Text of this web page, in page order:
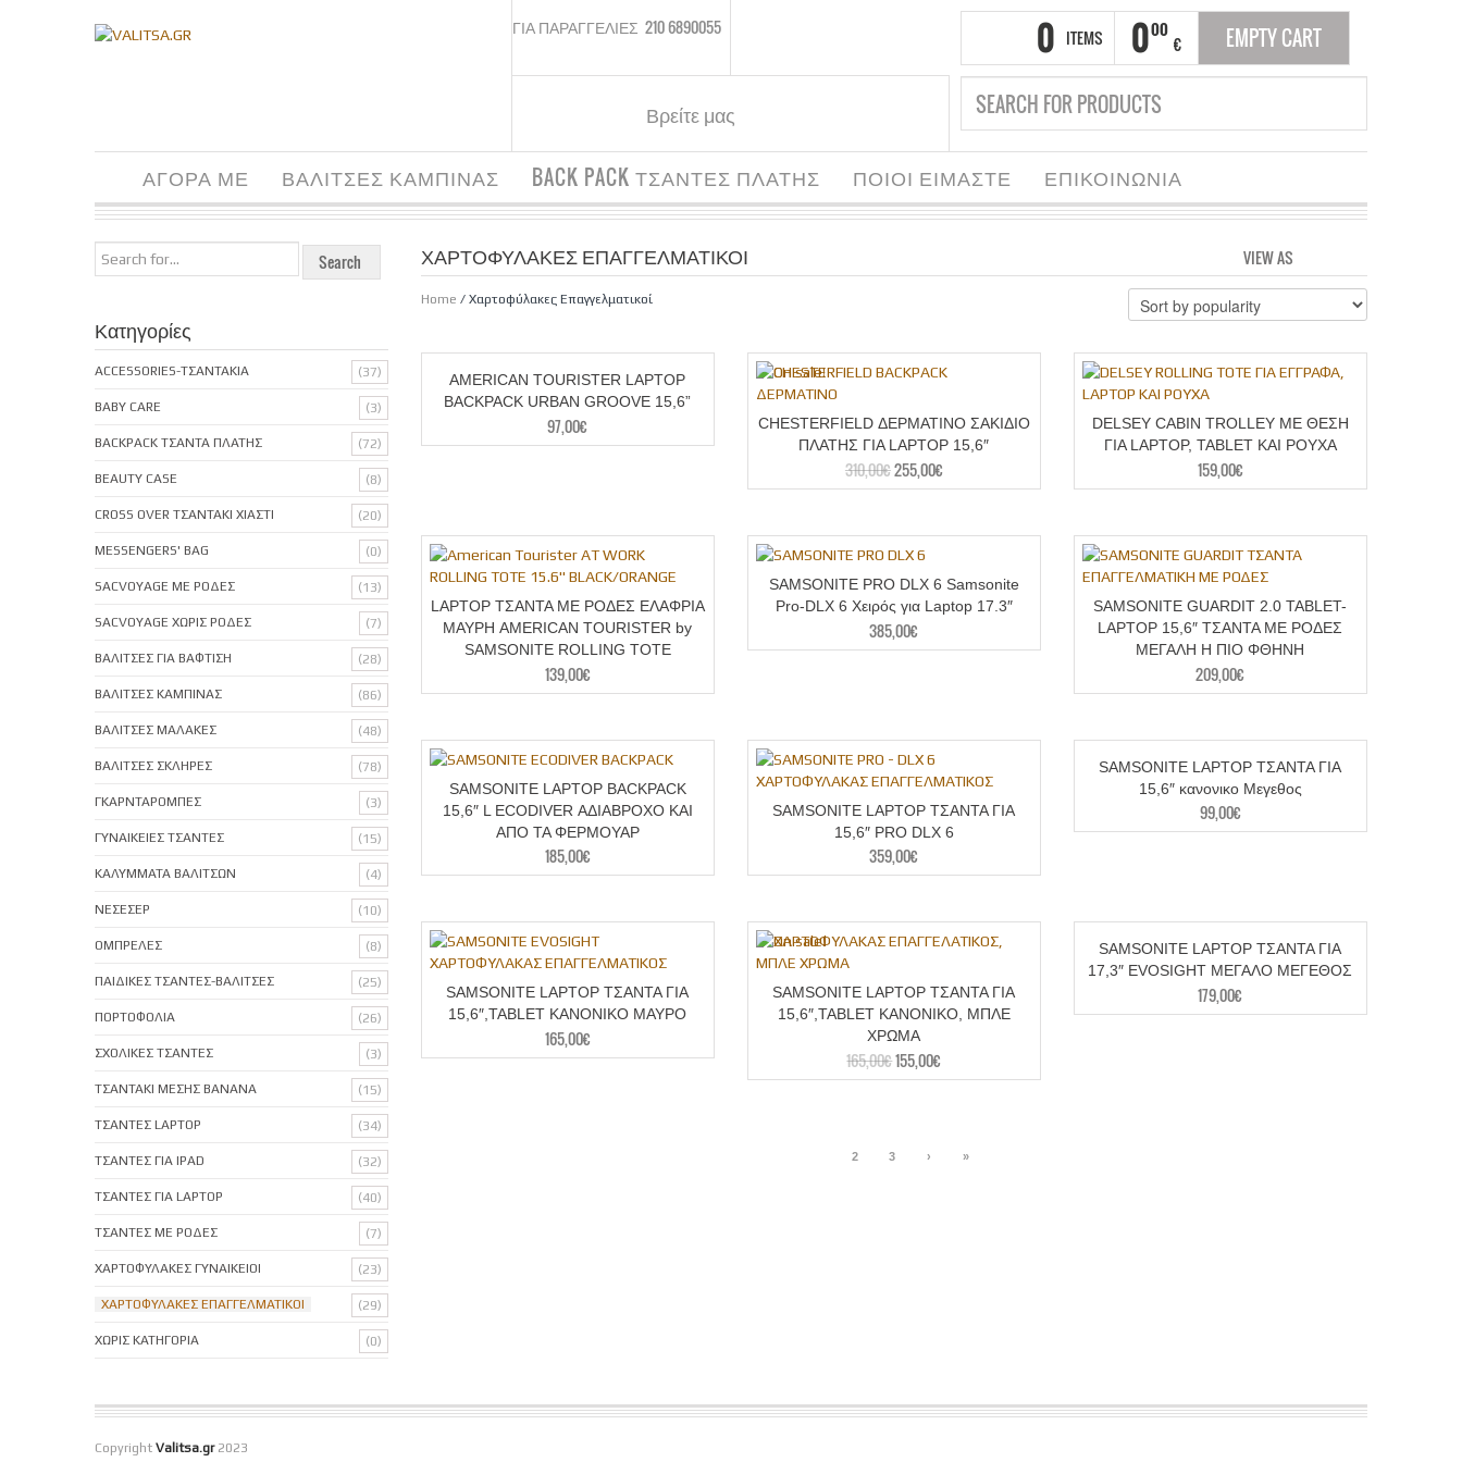
0 ITEMS 000
€ EMPTY CART
ΓΙΑ ΠΑΡΑΓΓΕΛΙΕΣ 210 6890055
Βρείτε μας
ΑΓΟΡΑ ΜΕ ΒΑΛΙΤΣΕΣ ΚΑΜΠΙΝΑΣ BACK PACK ΤΣΑΝΤΕΣ ΠΛΑΤΗΣ ΠΟΙΟΙ ΕΙΜΑΣΤΕ ΕΠΙΚΟΙΝΩΝΙΑ
ΧΑΡΤΟΦΥΛΑΚΕΣ ΕΠΑΓΓΕΛΜΑΤΙΚΟΙ VIEW AS
Home / Χαρτοφύλακες Επαγγελματικοί
AMERICAN TOURISTER LAPTOP
BACKPACK URBAN GROOVE 15,6”
97,00€
CHESTERFIELD ΔΕΡΜΑΤΙΝΟ ΣΑΚΙΔΙΟ
ΠΛΑΤΗΣ ΓΙΑ LAPTOP 15,6″
310,00€255,00€
DELSEY CABIN TROLLEY ΜΕ ΘΕΣΗ
ΓΙΑ LAPTOP, TABLET ΚΑΙ ΡΟΥΧΑ
159,00€
LAPTOP ΤΣΑΝΤΑ ΜΕ ΡΟΔΕΣ ΕΛΑΦΡΙΑ
ΜΑΥΡΗ AMERICAN TOURISTER by
SAMSONITE ROLLING TOTE
139,00€
SAMSONITE PRO DLX 6 Samsonite
Pro-DLX 6 Χειρός για Laptop 17.3″
385,00€
SAMSONITE GUARDIT 2.0 TABLET-
LAPTOP 15,6″ ΤΣΑΝΤΑ ΜΕ ΡΟΔΕΣ
ΜΕΓΑΛΗ Η ΠΙΟ ΦΘΗΝΗ
209,00€
SAMSONITE LAPTOP BACKPACK
15,6″ L ECODIVER ΑΔΙΑΒΡΟΧΟ ΚΑΙ
ΑΠΟ ΤΑ ΦΕΡΜΟΥΑΡ
185,00€
SAMSONITE LAPTOP ΤΣΑΝΤΑ ΓΙΑ
15,6″ PRO DLX 6
359,00€
SAMSONITE LAPTOP ΤΣΑΝΤΑ ΓΙΑ
15,6″ κανονικο Μεγεθος
99,00€
SAMSONITE LAPTOP ΤΣΑΝΤΑ ΓΙΑ
15,6″,TABLET ΚΑΝΟΝΙΚΟ ΜΑΥΡΟ
165,00€
SAMSONITE LAPTOP ΤΣΑΝΤΑ ΓΙΑ
15,6″,TABLET ΚΑΝΟΝΙΚΟ, ΜΠΛΕ
ΧΡΩΜΑ
165,00€155,00€
SAMSONITE LAPTOP ΤΣΑΝΤΑ ΓΙΑ
17,3″ EVOSIGHT ΜΕΓΑΛΟ ΜΕΓΕΘΟΣ
179,00€
2 3 › »
Κατηγορίες
ACCESSORIES-ΤΣΑΝΤΑΚΙΑ (37)
BABY CARE (3)
BACKPACK ΤΣΑΝΤΑ ΠΛΑΤΗΣ (72)
BEAUTY CASE (8)
CROSS OVER ΤΣΑΝΤΑΚΙ ΧΙΑΣΤΙ (20)
MESSENGERS' BAG (0)
SACVOYAGE ΜΕ ΡΟΔΕΣ (13)
SACVOYAGE ΧΩΡΙΣ ΡΟΔΕΣ (7)
ΒΑΛΙΤΣΕΣ ΓΙΑ ΒΑΦΤΙΣΗ (28)
ΒΑΛΙΤΣΕΣ ΚΑΜΠΙΝΑΣ (86)
ΒΑΛΙΤΣΕΣ ΜΑΛΑΚΕΣ (48)
ΒΑΛΙΤΣΕΣ ΣΚΛΗΡΕΣ (78)
ΓΚΑΡΝΤΑΡΟΜΠΕΣ (3)
ΓΥΝΑΙΚΕΙΕΣ ΤΣΑΝΤΕΣ (15)
ΚΑΛΥΜΜΑΤΑ ΒΑΛΙΤΣΩΝ (4)
ΝΕΣΕΣΕΡ (10)
ΟΜΠΡΕΛΕΣ (8)
ΠΑΙΔΙΚΕΣ ΤΣΑΝΤΕΣ-ΒΑΛΙΤΣΕΣ (25)
ΠΟΡΤΟΦΟΛΙΑ (26)
ΣΧΟΛΙΚΕΣ ΤΣΑΝΤΕΣ (3)
ΤΣΑΝΤΑΚΙ ΜΕΣΗΣ BANANA (15)
ΤΣΑΝΤΕΣ LAPTOP (34)
ΤΣΑΝΤΕΣ ΓΙΑ IPAD (32)
ΤΣΑΝΤΕΣ ΓΙΑ LAPTOP (40)
ΤΣΑΝΤΕΣ ΜΕ ΡΟΔΕΣ (7)
ΧΑΡΤΟΦΥΛΑΚΕΣ ΓΥΝΑΙΚΕΙΟΙ (23)
ΧΑΡΤΟΦΥΛΑΚΕΣ ΕΠΑΓΓΕΛΜΑΤΙΚΟΙ (29)
ΧΩΡΙΣ ΚΑΤΗΓΟΡΙΑ (0)
Copyright Valitsa.gr2023